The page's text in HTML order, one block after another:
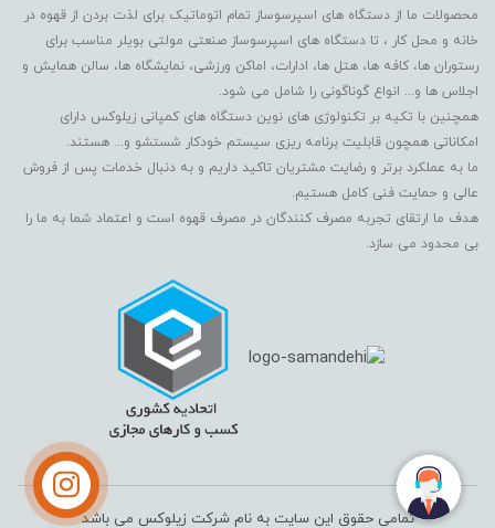
محصولات ما از دستگاه های اسپرسوساز تمام اتوماتیک برای لذت بردن از قهوه در
خانه و محل کار ، تا دستگاه های اسپرسوساز صنعتی مولتی بویلر مناسب برای
رستوران ها، کافه ها، هتل ها، ادارات، اماکن ورزشی، نمایشگاه ها، سالن همایش و
اجلاس ها و... انواع گوناگونی را شامل می شود.
همچنین با تکیه بر تکنولوژی های نوین دستگاه های کمپانی زیلوکس دارای
امکاناتی همچون قابلیت برنامه ریزی سیستم خودکار شستشو و... هستند.
ما به عملکرد برتر و رضایت مشتریان تاکید داریم و به دنبال خدمات پس از فروش
عالی و حمایت فنی کامل هستیم.
هدف ما ارتقای تجربه مصرف کنندگان در مصرف قهوه است و اعتماد شما به ما را
بی محدود می سازد.
تمامی حقوق این سایت به نام شرکت زیلوکس می باشد